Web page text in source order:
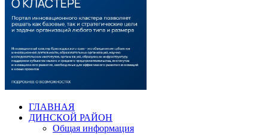
ГЛАВНАЯ
ДИНСКОЙ РАЙОН
Общая информация